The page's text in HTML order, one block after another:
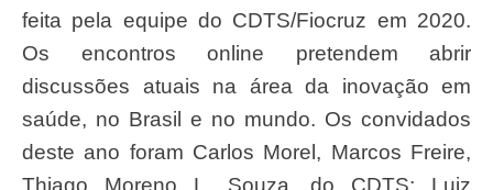
feita pela equipe do CDTS/Fiocruz em 2020.
Os encontros online pretendem abrir
discussões atuais na área da inovação em
saúde, no Brasil e no mundo. Os convidados
deste ano foram Carlos Morel, Marcos Freire,
Thiago Moreno L. Souza, do CDTS; Luiz